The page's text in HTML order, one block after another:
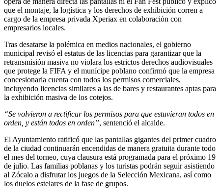
que el montaje, la logística y los derechos de exhibición corren a
cargo de la empresa privada Xperiax en colaboración con
empresarios locales.
Tras desatarse la polémica en medios nacionales, el gobierno
municipal revisó el estatus de las licencias para garantizar que la
retransmisión masiva no violara los estrictos derechos audiovisuales
que protege la FIFA y el munícipe poblano confirmó que la empresa
concesionaria cuenta con todos los permisos comerciales,
incluyendo licencias similares a las de bares y restaurantes aptas para
la exhibición masiva de los cotejos.
“Se volvieron a rectificar los permisos para que estuvieran todos en
orden, y están todos en orden”, sentenció el alcalde.
El Ayuntamiento ratificó que las pantallas gigantes del primer cuadro
de la ciudad continuarán encendidas de manera gratuita durante todo
el mes del torneo, cuya clausura está programada para el próximo 19
de julio. Las familias poblanas y los turistas podrán seguir asistiendo
al Zócalo a disfrutar los juegos de la Selección Mexicana, así como
los duelos estelares de la fase de grupos.